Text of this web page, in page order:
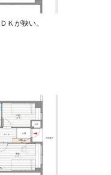
Ｋが狭い。